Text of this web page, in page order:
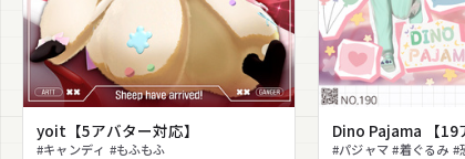
yoit【5アバター対応】
#キャンディ #もふもふ
Dino Pajama 【19
#パジャマ #着ぐるみ #